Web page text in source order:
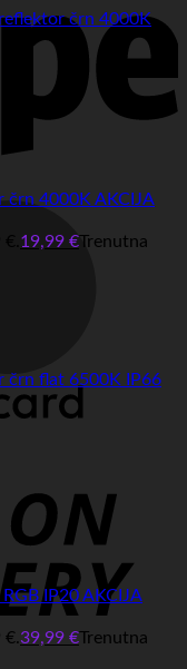
črn 4000K
črn 4000K AKCIJA
19,99 €Trenutna
črn flat 6500K IP66
IP20 AKCIJA
€.39,99 €Trenutna